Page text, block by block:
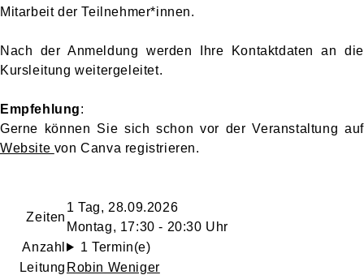
Mitarbeit der Teilnehmer*innen.
Nach der Anmeldung werden Ihre Kontaktdaten an die
Kursleitung weitergeleitet.
Empfehlung:
Gerne können Sie sich schon vor der Veranstaltung auf
Website von Canva registrieren.
Zeiten
1 Tag, 28.09.2026
Montag, 17:30 - 20:30 Uhr
Anzahl
1 Termin(e)
Leitung Robin Weniger